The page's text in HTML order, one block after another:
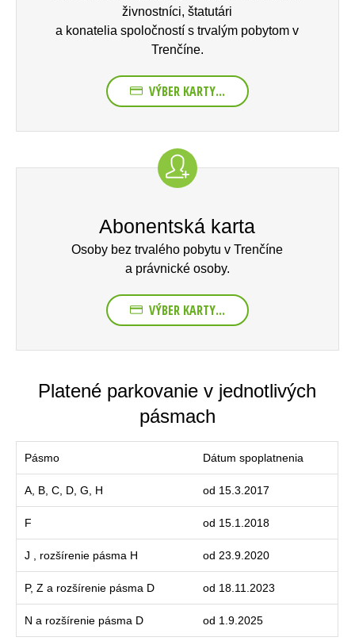
živnostníci, štatutári
a konatelia spoločností s trvalým pobytom v
Trenčíne.
VÝBER KARTY...
Abonentská karta
Osoby bez trvalého pobytu v Trenčíne
a právnické osoby.
VÝBER KARTY...
Platené parkovanie v jednotlivých
pásmach
Pásmo Dátum spoplatnenia
A, B, C, D, G, H od 15.3.2017
F od 15.1.2018
J , rozšírenie pásma H od 23.9.2020
P, Z a rozšírenie pásma D od 18.11.2023
N a rozšírenie pásma D od 1.9.2025